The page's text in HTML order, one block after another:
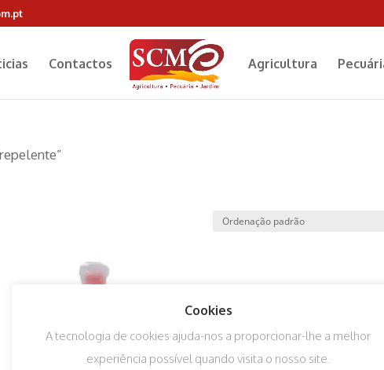
Contactos Agricultura
Cookies
A tecnologia de cookies ajuda-nos a proporcionar-lhe a melhor
experiência possível quando visita o nosso site.